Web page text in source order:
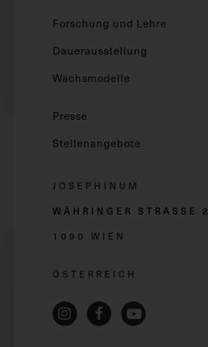
Forschung und Lehre
Dauerausstellung
Wachsmodelle
Presse
Stellenangebote
JOSEPHINUM
WÄHRINGER STRASSE 2
1090 WIEN
ÖSTERREICH